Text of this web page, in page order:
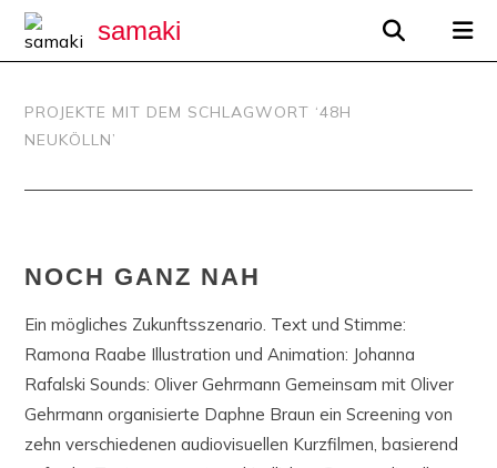
samaki
PROJEKTE MIT DEM SCHLAGWORT ‘48H
NEUKÖLLN’
NOCH GANZ NAH
Ein mögliches Zukunftsszenario. Text und Stimme:
Ramona Raabe Illustration und Animation: Johanna
Rafalski Sounds: Oliver Gehrmann Gemeinsam mit Oliver
Gehrmann organisierte Daphne Braun ein Screening von
zehn verschiedenen audiovisuellen Kurzfilmen, basierend